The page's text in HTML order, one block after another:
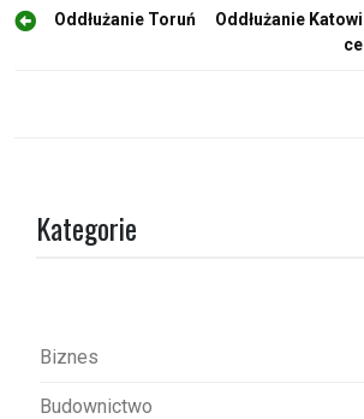
N
Oddłużanie Toruń
Oddłużanie Katowi
ce
Kategorie
Biznes
Budownictwo